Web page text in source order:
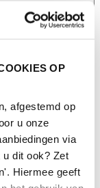
OP
afgestemd op
u onze
via
dit ook? Zet
Hiermee geeft
de